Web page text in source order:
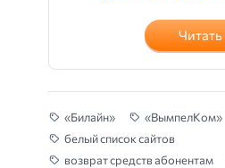
Читать
«Билайн»
«ВымпелКом»
белый список сайтов
возврат средств абонентам